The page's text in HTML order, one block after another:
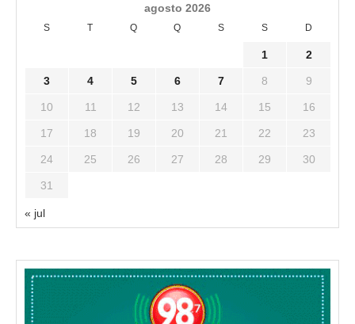
agosto 2026
S T Q Q S S D
1 2
3 4 5 6 7 8 9
10 11 12 13 14 15 16
17 18 19 20 21 22 23
24 25 26 27 28 29 30
31
« jul